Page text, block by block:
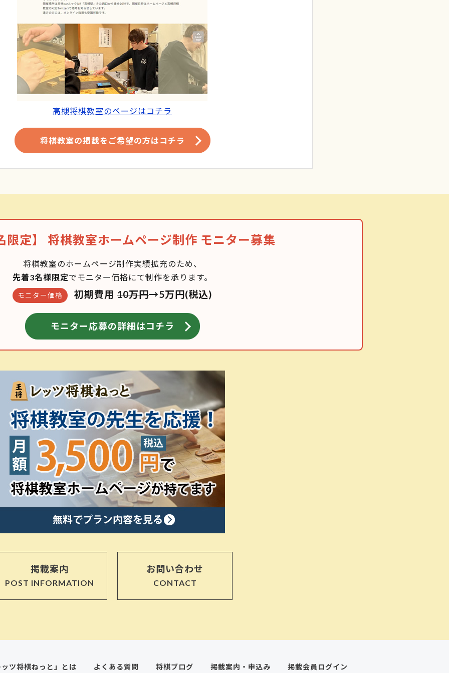
高槻将棋教室のページはコチラ
将棋教室の掲載をご希望の方はコチラ
定】 将棋教室ホームページ制作 モニター募集
将棋教室のホームページ制作実績拡充のため、
先着3名様限定でモニター価格にて制作を承ります。
モニター価格 初期費用 10万円→5万円(税込)
モニター応募の詳細はコチラ
掲載案内
POST INFORMATION
お問い合わせ
CONTACT
ツ将棋ねっと」とは よくある質問 将棋ブログ 掲載案内・申込み 掲載会員ログイン